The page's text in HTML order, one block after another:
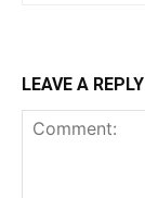
LEAVE A REPLY